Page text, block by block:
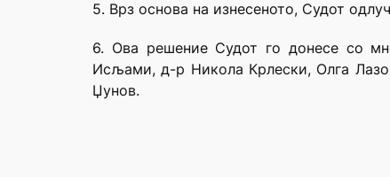
5. Врз основа на изнесеното, Судот
6. Ова решение Судот го донесе со
Исљами, д-р Никола Крлески, Олга
Џунов.